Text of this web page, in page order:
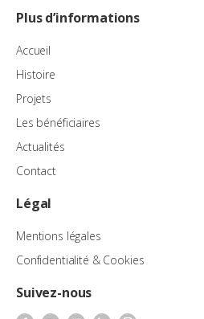
Plus d’informations
Accueil
Histoire
Projets
Les bénéficiaires
Actualités
Contact
Légal
Mentions légales
Confidentialité & Cookies
Suivez-nous